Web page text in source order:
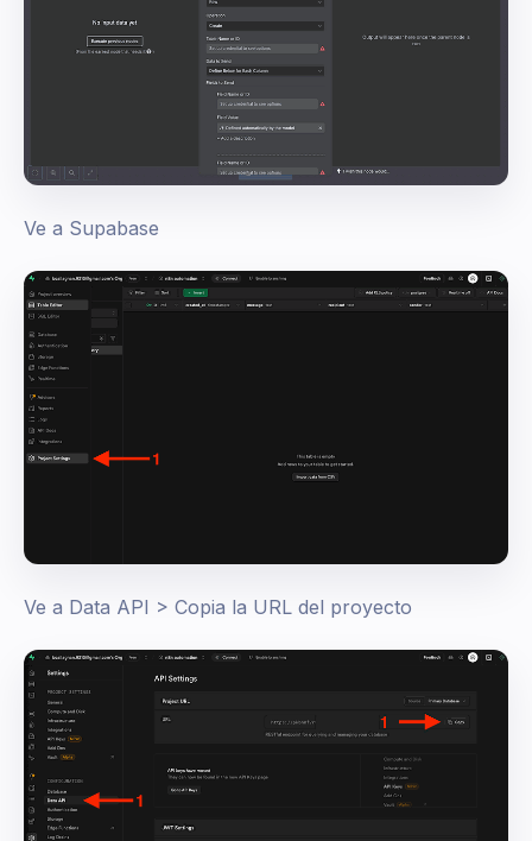
Ve a Supabase
Ve a Data API > Copia la URL del proyecto